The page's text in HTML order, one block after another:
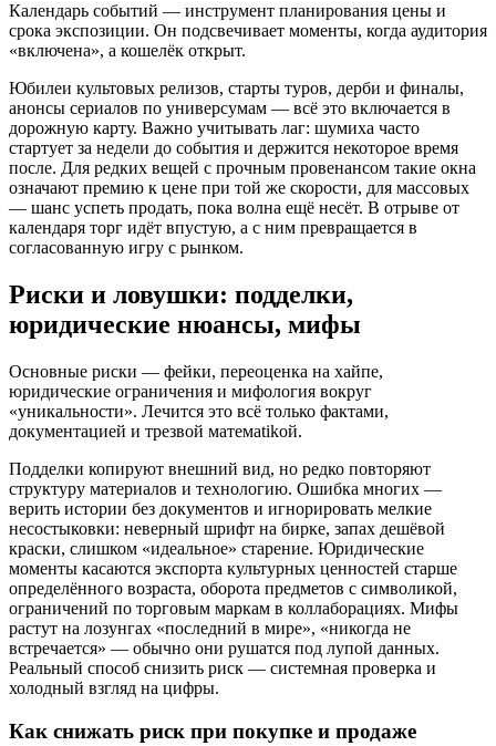
Календарь событий — инструмент планирования цены и
срока экспозиции. Он подсвечивает моменты, когда аудитория
«включена», а кошелёк открыт.
Юбилеи культовых релизов, старты туров, дерби и финалы,
анонсы сериалов по универсумам — всё это включается в
дорожную карту. Важно учитывать лаг: шумиха часто
стартует за недели до события и держится некоторое время
после. Для редких вещей с прочным провенансом такие окна
означают премию к цене при той же скорости, для массовых
— шанс успеть продать, пока волна ещё несёт. В отрыве от
календаря торг идёт впустую, а с ним превращается в
согласованную игру с рынком.
Риски и ловушки: подделки,
юридические нюансы, мифы
Основные риски — фейки, переоценка на хайпе,
юридические ограничения и мифология вокруг
«уникальности». Лечится это всё только фактами,
документацией и трезвой матемatikой.
Подделки копируют внешний вид, но редко повторяют
структуру материалов и технологию. Ошибка многих —
верить истории без документов и игнорировать мелкие
несостыковки: неверный шрифт на бирке, запах дешёвой
краски, слишком «идеальное» старение. Юридические
моменты касаются экспорта культурных ценностей старше
определённого возраста, оборота предметов с символикой,
ограничений по торговым маркам в коллаборациях. Мифы
растут на лозунгах «последний в мире», «никогда не
встречается» — обычно они рушатся под лупой данных.
Реальный способ снизить риск — системная проверка и
холодный взгляд на цифры.
Как снижать риск при покупке и продаже